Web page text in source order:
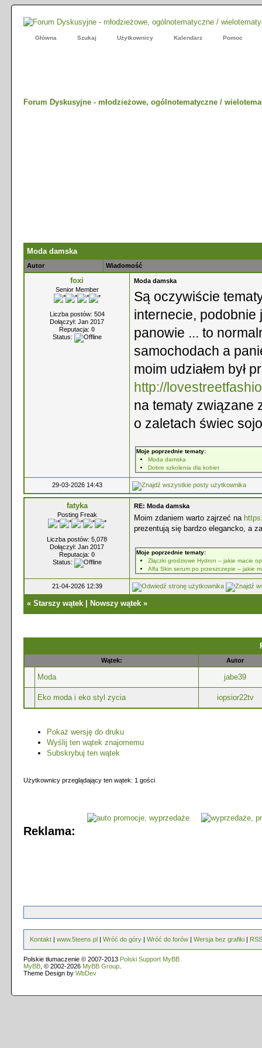
Główna Szukaj Użytkownicy Kalendarz Pomoc
Forum Dyskusyjne - młodzieżowe, ogólnotematyczne /
Moda damska
Autor Wiadomość
foxi
Senior Member
Liczba postów: 504
Dołączył: Jan 2017
Reputacja: 0
Status:
Moda damska
Są oczywiście
internecie, podobnie
panowie ... to
samochodach a
moim udziałem był
http://
na tematy związane
o zaletach świec
Moje poprzednie tematy:
Moda damska
Dobre szkolenia dla kobiet
29-03-2026 14:43
fatyka
Posting Freak
Liczba postów: 5,078
Dołączył: Jan 2017
Reputacja: 0
Status:
RE: Moda damska
Moim zdaniem warto zajrzeć na
prezentują się bardzo elegancko, a
Moje poprzednie tematy:
Złączki grodziowe Hydron – jakie macie
Alfa Skin serum po przeszczepie – jakie
21-04-2026 12:39
« Starszy wątek | Nowszy wątek »
Wątek: Autor
Moda jabe39
Eko moda i eko styl zycia iopsior22tv
Pokaż wersję do druku
Wyślij ten wątek znajomemu
Subskrybuj ten wątek
Użytkownicy przeglądający ten wątek: 1 gości
Reklama:
Kontakt | www.5teens.pl | Wróć do góry | Wróć do forów | Wersja bez grafiki | RSS
Polskie tłumaczenie © 2007-2013 Polski Support MyBB
MyBB , © 2002-2026 MyBB Group
Theme Design by WbDev